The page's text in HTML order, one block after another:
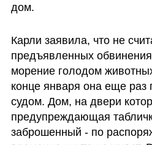
дом.
Карли заявила, что не
предъявленных
морение голодом
конце января она еще раз
судом. Дом, на двери
предупреждающая
заброшенный - по